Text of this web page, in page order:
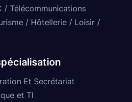
/ Télécommunications
/ Hôtellerie / Loisir /
Et Secrétariat
et TI